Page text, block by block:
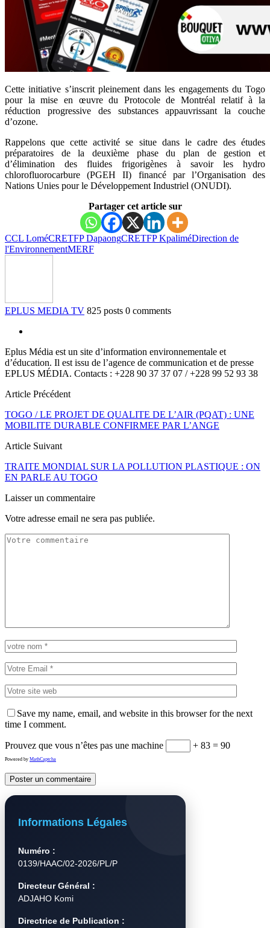
Cette initiative s’inscrit pleinement dans les engagements du Togo
pour la mise en œuvre du Protocole de Montréal relatif à la
réduction progressive des substances appauvrissant la couche
d’ozone.
Rappelons que cette activité se situe dans le cadre des études
préparatoires de la deuxième phase du plan de gestion et
d’élimination des fluides frigorigènes à savoir les hydro
chlorofluorocarbure (PGEH II) financé par l’Organisation des
Nations Unies pour le Développement Industriel (ONUDI).
Partager cet article sur
CCL LoméCRETFP DapaongCRETFP KpaliméDirection de
l'EnvironnementMERF
EPLUS MEDIA TV 825 posts 0 comments
Eplus Média est un site d’information environnementale et
d’éducation. Il est issu de l’agence de communication et de presse
EPLUS MÉDIA. Contacts : +228 90 37 37 07 / +228 99 52 93 38
Article Précédent
TOGO / LE PROJET DE QUALITE DE L’AIR (PQAT) : UNE
MOBILITE DURABLE CONFIRMEE PAR L’ANGE
Article Suivant
TRAITE MONDIAL SUR LA POLLUTION PLASTIQUE : ON
EN PARLE AU TOGO
Laisser un commentaire
Votre adresse email ne sera pas publiée.
Save my name, email, and website in this browser for the next
time I comment.
Prouvez que vous n’êtes pas une machine + 83 = 90
Powered by MathCaptcha
Informations Légales
Numéro :
0139/HAAC/02-2026/PL/P
Directeur Général :
ADJAHO Komi
Directrice de Publication :